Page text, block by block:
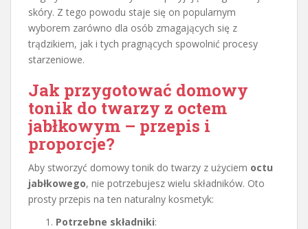
skóry. Z tego powodu staje się on popularnym
wyborem zarówno dla osób zmagających się z
trądzikiem, jak i tych pragnących spowolnić procesy
starzeniowe.
Jak przygotować domowy
tonik do twarzy z octem
jabłkowym – przepis i
proporcje?
Aby stworzyć domowy tonik do twarzy z użyciem octu
jabłkowego, nie potrzebujesz wielu składników. Oto
prosty przepis na ten naturalny kosmetyk:
Potrzebne składniki: